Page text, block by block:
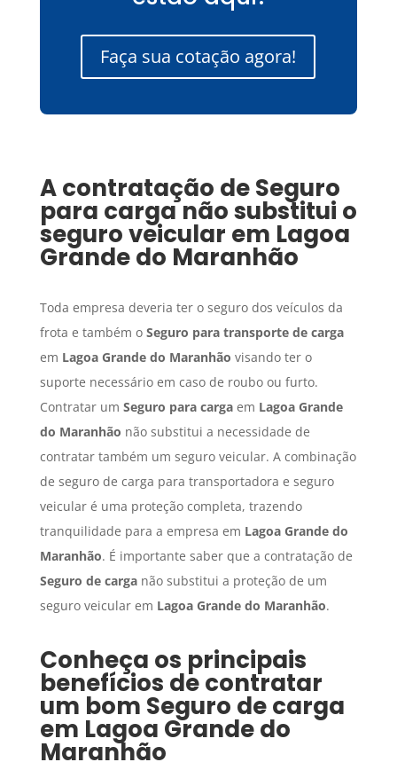
Faça sua cotação agora!
A contratação deSeguro
para carganão substitui o
seguro veicular em Lagoa
Grande do Maranhão
Toda empresa deveria ter o seguro dos veículos da
frota e também o Seguro para transporte de carga
em Lagoa Grande do Maranhão visando ter o
suporte necessário em caso de roubo ou furto.
Contratar um Seguro para cargaem Lagoa Grande
do Maranhão não substitui a necessidade de
contratar também um seguro veicular. A combinação
de seguro de carga para transportadora e seguro
veicular é uma proteção completa, trazendo
tranquilidade para a empresa em Lagoa Grande do
Maranhão. É importante saber que a contratação de
Seguro de carganão substitui a proteção de um
seguro veicular em Lagoa Grande do Maranhão.
Conheça os principais
benefícios de contratar
um bom Seguro de carga
em Lagoa Grande do
Maranhão